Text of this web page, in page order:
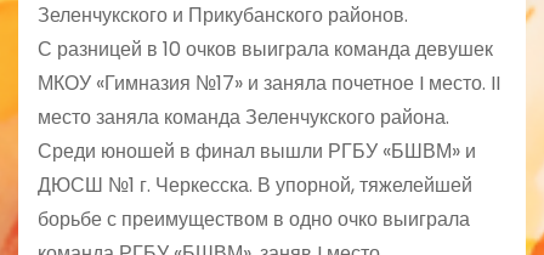
Зеленчукского и Прикубанского районов.
С разницей в 10 очков выиграла команда девушек
МКОУ «Гимназия №17» и заняла почетное I место. II
место заняла команда Зеленчукского района.
Среди юношей в финал вышли РГБУ «БШВМ» и
ДЮСШ №1 г. Черкесска. В упорной, тяжелейшей
борьбе с преимуществом в одно очко выиграла